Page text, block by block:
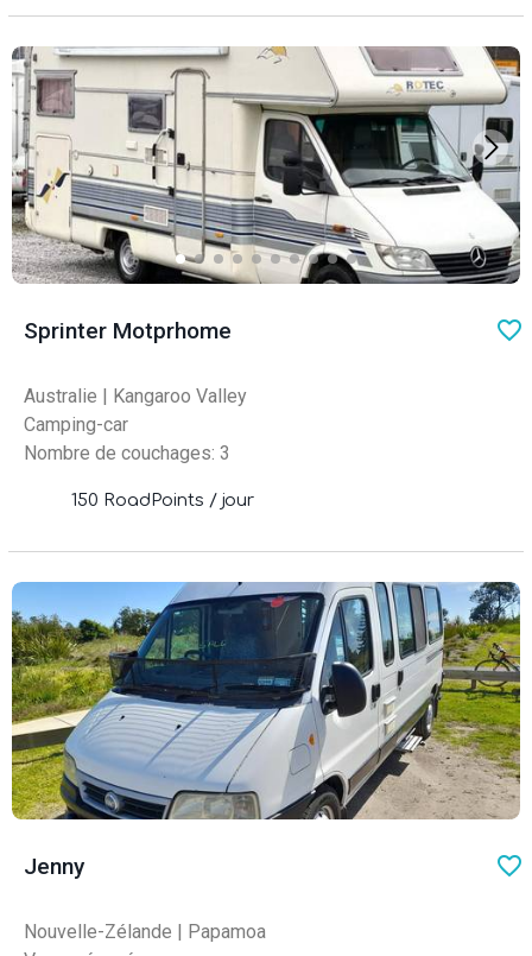
Sprinter Motprhome
Australie | Kangaroo Valley
Camping-car
Nombre de couchages: 3
150 RoadPoints / jour
Jenny
Nouvelle-Zélande | Papamoa